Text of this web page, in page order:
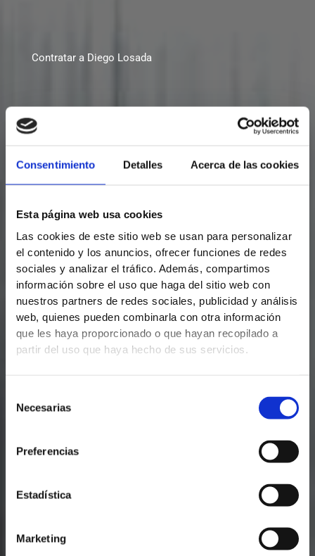
Consentimiento Detalles Acerca de las cookies
Esta página web usa cookies
Las cookies de este sitio web se usan para personalizar
el contenido y los anuncios, ofrecer funciones de redes
sociales y analizar el tráfico. Además, compartimos
información sobre el uso que haga del sitio web con
nuestros partners de redes sociales, publicidad y análisis
web, quienes pueden combinarla con otra información
que les haya proporcionado o que hayan recopilado a
partir del uso que haya hecho de sus servicios.
Necesarias
Preferencias
Estadística
Marketing
Contratar a Diego Losada